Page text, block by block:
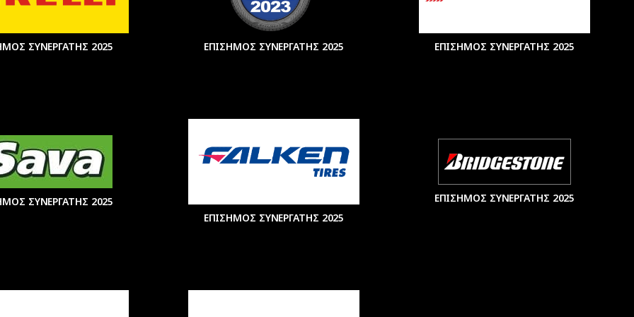
ΣΥΝΕΡΓΑΤΗΣ 2025
ΕΠΙΣΗΜΟΣ ΣΥΝΕΡΓΑΤΗΣ 2025 ΕΠΙΣΗΜΟΣ ΣΥΝΕΡΓΑΤΗΣ 2025
ΣΥΝΕΡΓΑΤΗΣ 2025
ΕΠΙΣΗΜΟΣ ΣΥΝΕΡΓΑΤΗΣ 2025
ΕΠΙΣΗΜΟΣ ΣΥΝΕΡΓΑΤΗΣ 2025